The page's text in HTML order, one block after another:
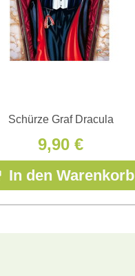
Schürze Graf Dracula
9,90 €
In den Warenkorb